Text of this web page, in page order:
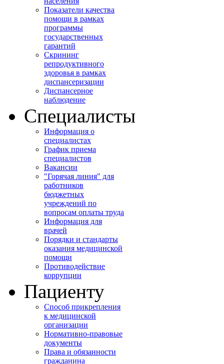
Показатели качества
помощи в рамках
программы
государственных
гарантий
Скрининг
репродуктивного
здоровья в рамках
диспансеризации
Диспансерное
наблюдение
Специалисты
Информация о
специалистах
График приема
специалистов
Вакансии
"Горячая линия" для
работников
бюджетных
учреждений по
вопросам оплаты труда
Информация для
врачей
Порядки и стандарты
оказания медицинской
помощи
Противодействие
коррупции
Пациенту
Способ прикрепления
к медицинской
организации
Нормативно-правовые
документы
Права и обязанности
гражданина